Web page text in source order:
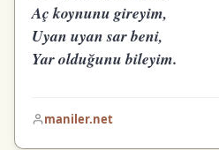
Aç koynunu gireyim,
Uyan uyan sar beni,
Yar olduğunu bileyim.
maniler.net